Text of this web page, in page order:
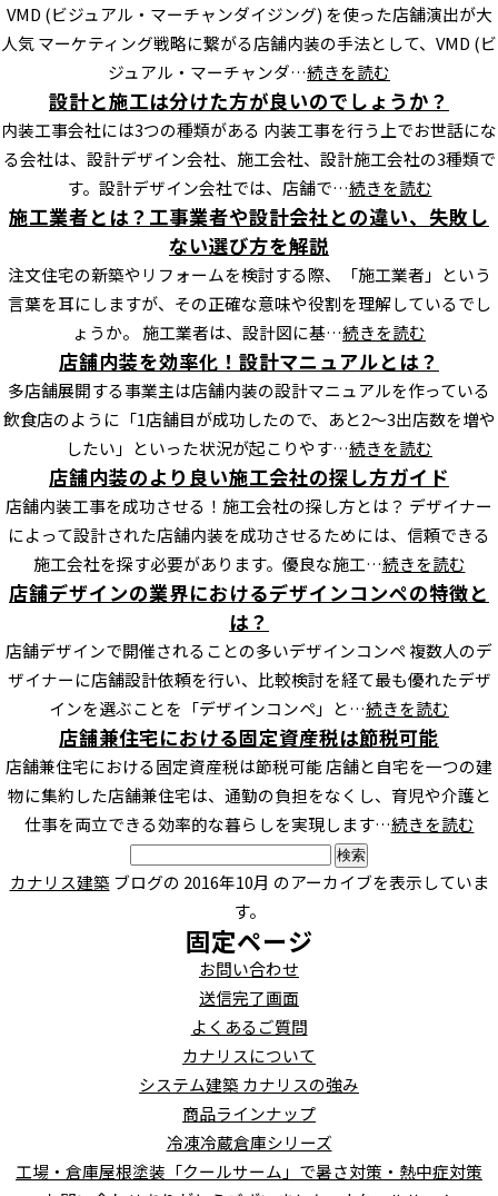
VMD (ビジュアル・マーチャンダイジング) を使った店舗演出が大
人気 マーケティング戦略に繋がる店舗内装の手法として、VMD (ビ
ジュアル・マーチャンダ…続きを読む
設計と施工は分けた方が良いのでしょうか？
内装工事会社には3つの種類がある 内装工事を行う上でお世話にな
る会社は、設計デザイン会社、施工会社、設計施工会社の3種類で
す。設計デザイン会社では、店舗で…続きを読む
施工業者とは？工事業者や設計会社との違い、失敗し
ない選び方を解説
注文住宅の新築やリフォームを検討する際、「施工業者」という
言葉を耳にしますが、その正確な意味や役割を理解しているでし
ょうか。 施工業者は、設計図に基…続きを読む
店舗内装を効率化！設計マニュアルとは？
多店舗展開する事業主は店舗内装の設計マニュアルを作っている
飲食店のように「1店舗目が成功したので、あと2～3出店数を増や
したい」といった状況が起こりやす…続きを読む
店舗内装のより良い施工会社の探し方ガイド
店舗内装工事を成功させる！施工会社の探し方とは？ デザイナー
によって設計された店舗内装を成功させるためには、信頼できる
施工会社を探す必要があります。優良な施工…続きを読む
店舗デザインの業界におけるデザインコンペの特徴と
は？
店舗デザインで開催されることの多いデザインコンペ 複数人のデ
ザイナーに店舗設計依頼を行い、比較検討を経て最も優れたデザ
インを選ぶことを「デザインコンペ」と…続きを読む
店舗兼住宅における固定資産税は節税可能
店舗兼住宅における固定資産税は節税可能 店舗と自宅を一つの建
物に集約した店舗兼住宅は、通勤の負担をなくし、育児や介護と
仕事を両立できる効率的な暮らしを実現します…続きを読む
検
索:
カナリス建築 ブログの 2016年10月 のアーカイブを表示していま
す。
固定ページ
お問い合わせ
送信完了画面
よくあるご質問
カナリスについて
システム建築 カナリスの強み
商品ラインナップ
冷凍冷蔵倉庫シリーズ
工場・倉庫屋根塗装「クールサーム」で暑さ対策・熱中症対策